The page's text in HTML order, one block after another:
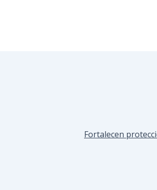
Fortalecen